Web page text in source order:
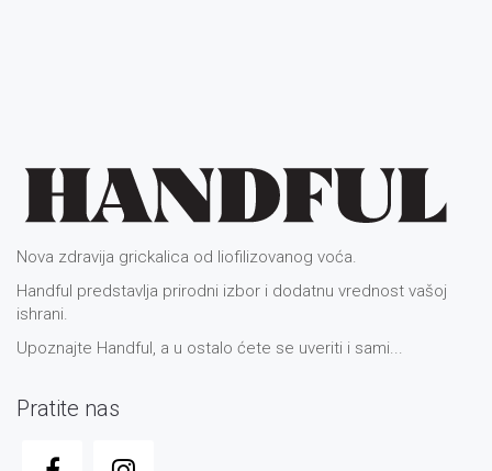
Nova zdravija grickalica od liofilizovanog voća.
Handful predstavlja prirodni izbor i dodatnu vrednost vašoj
ishrani.
Upoznajte Handful, a u ostalo ćete se uveriti i sami...
Pratite nas